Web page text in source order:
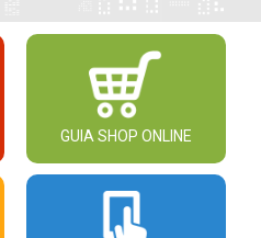
GUIA SHOP ONLINE